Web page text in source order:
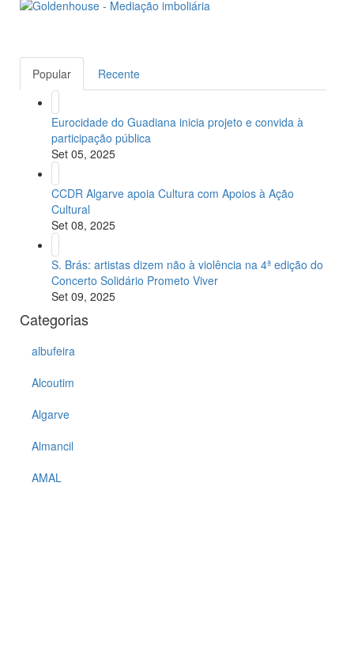
Popular Recente
Eurocidade do Guadiana inicia projeto e convida à
participação pública
Set 05, 2025
CCDR Algarve apoia Cultura com Apoios à Ação
Cultural
Set 08, 2025
S. Brás: artistas dizem não à violência na 4ª edição do
Concerto Solidário Prometo Viver
Set 09, 2025
Categorias
albufeira
Alcoutim
Algarve
Almancil
AMAL